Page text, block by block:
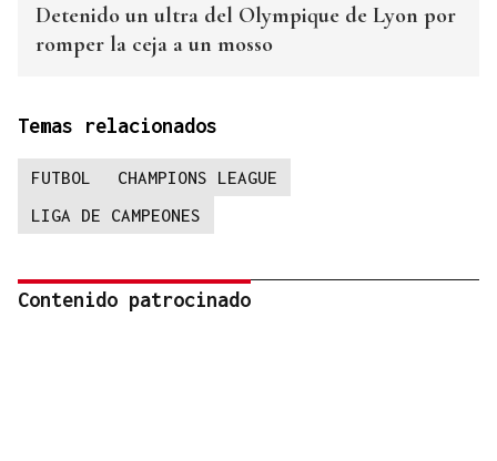
Detenido un ultra del Olympique de Lyon por
romper la ceja a un mosso
Temas relacionados
FUTBOL
CHAMPIONS LEAGUE
LIGA DE CAMPEONES
Contenido patrocinado